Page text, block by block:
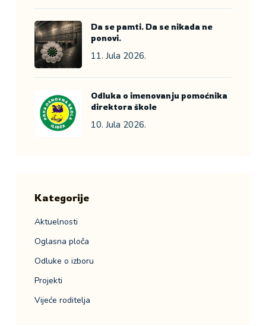
Da se pamti. Da se nikada ne
ponovi.
11. Jula 2026.
Odluka o imenovanju pomoćnika
direktora škole
10. Jula 2026.
Kategorije
Aktuelnosti
Oglasna ploča
Odluke o izboru
Projekti
Vijeće roditelja